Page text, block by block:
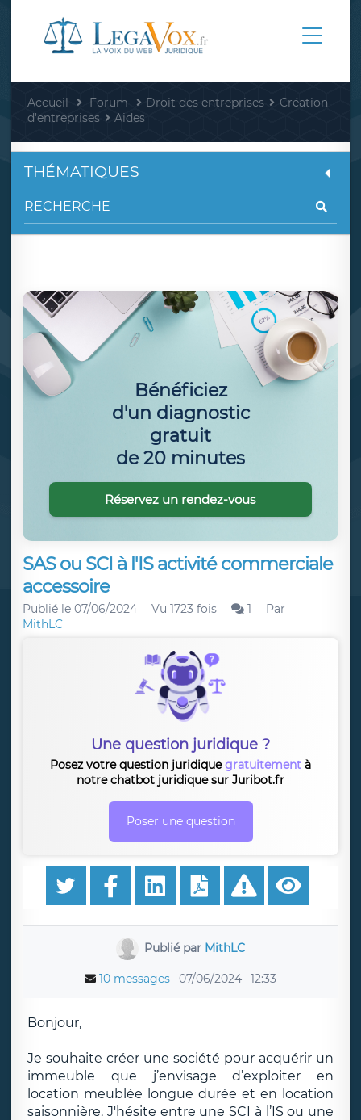
Accueil Forum Droit des entreprises
Création
d'entreprises
Aides
SAS ou SCI à l'IS activité commerciale
accessoire
Publié le 07/06/2024 Vu 1723 fois 1
Par
MithLC
Une question juridique ?
Posez votre question juridiquegratuitement à
notre chatbot juridique sur Juribot.fr
Poser une question
Publié par MithLC
10 messages 07/06/2024 12:33
Bonjour,
Je souhaite créer une société pour acquérir un
immeuble que j’envisage d’exploiter en
location meublée longue durée et en location
saisonnière. J'hésite entre une SCI à l’IS ou une
THÉMATIQUES
Bénéficiez
d'un diagnostic
gratuit
de 20 minutes
Réservez un rendez-vous